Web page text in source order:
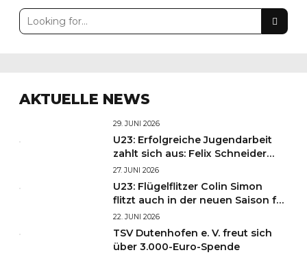
AKTUELLE NEWS
29. JUNI 2026
U23: Erfolgreiche Jugendarbeit
zahlt sich aus: Felix Schneider
und Finn Krumbiegel starten in
Liga 3!
27. JUNI 2026
U23: Flügelflitzer Colin Simon
flitzt auch in der neuen Saison für
die HSG!
22. JUNI 2026
TSV Dutenhofen e. V. freut sich
über 3.000-Euro-Spende